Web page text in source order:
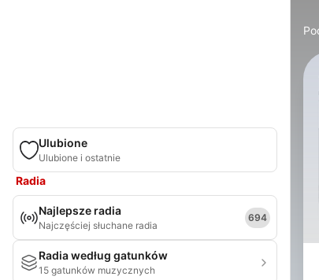
Ulubione
Ulubione i ostatnie
Radia
Najlepsze radia
Najczęściej słuchane radia
694
Radia według gatunków
15 gatunków muzycznych